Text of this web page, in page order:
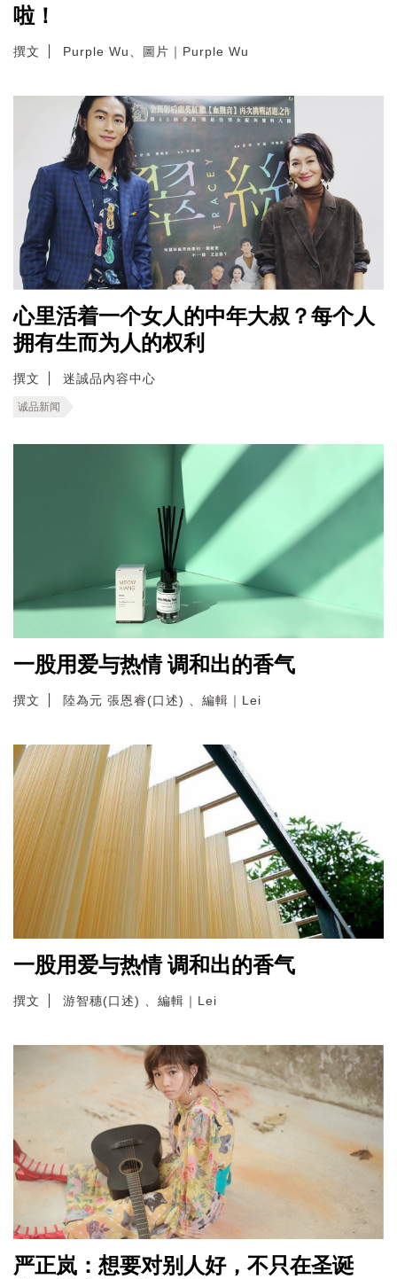
啦！
撰文 Purple Wu、圖片｜Purple Wu
心里活着一个女人的中年大叔？每个人
拥有生而为人的权利
撰文 迷誠品內容中心
诚品新闻
一股用爱与热情 调和出的香气
撰文 陸為元 張恩睿(口述) 、編輯｜Lei
一股用爱与热情 调和出的香气
撰文 游智穗(口述) 、編輯｜Lei
严正岚：想要对别人好，不只在圣诞